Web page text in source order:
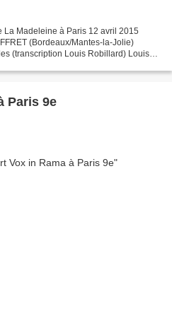
La Madeleine à Paris 12 avril 2015
(Bordeaux/Mantes-la-Jolie)
(transcription Louis Robillard) Louis
Paris 9e